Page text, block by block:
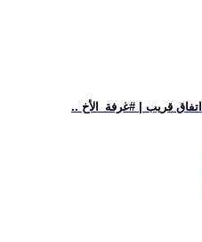
قريب | #غرفة_الأخ